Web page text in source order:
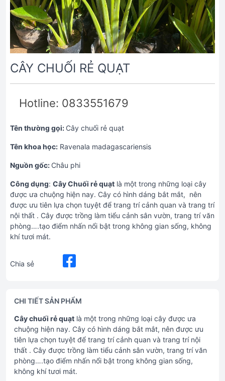
CÂY CHUỐI RẺ QUẠT
Hotline: 0833551679
Tên thường gọi: Cây chuối rẻ quạt
Tên khoa học: Ravenala madagascariensis
Nguồn gốc: Châu phi
Công dụng: Cây Chuối rẻ quạt là một trong những loại cây
được ưa chuộng hiện nay. Cây có hình dáng bắt mắt, nên
được ưu tiên lựa chọn tuyệt để trang trí cảnh quan và trang trí
nội thất . Cây được trồng làm tiểu cảnh sân vườn, trang trí văn
phòng….tạo điểm nhấn nổi bật trong không gian sống, không
khí tươi mát.
Chia sẻ
CHI TIẾT SẢN PHẨM
Cây chuối rẻ quạt là một trong những loại cây được ưa
chuộng hiện nay. Cây có hình dáng bắt mắt, nên được ưu
tiên lựa chọn tuyệt để trang trí cảnh quan và trang trí nội
thất . Cây được trồng làm tiểu cảnh sân vườn, trang trí văn
phòng….tạo điểm nhấn nổi bật trong không gian sống,
không khí tươi mát.